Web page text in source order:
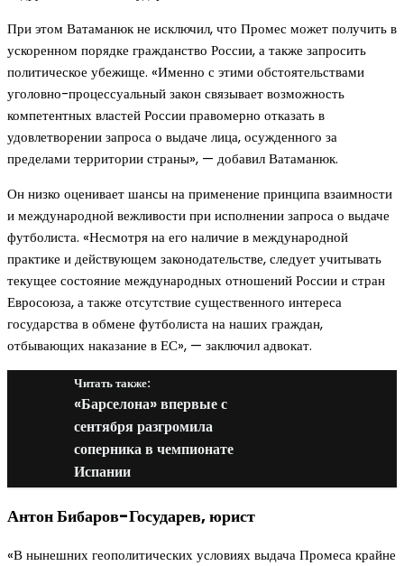
При этом Ватаманюк не исключил, что Промес может получить в
ускоренном порядке гражданство России, а также запросить
политическое убежище. «Именно с этими обстоятельствами
уголовно-процессуальный закон связывает возможность
компетентных властей России правомерно отказать в
удовлетворении запроса о выдаче лица, осужденного за
пределами территории страны», — добавил Ватаманюк.
Он низко оценивает шансы на применение принципа взаимности
и международной вежливости при исполнении запроса о выдаче
футболиста. «Несмотря на его наличие в международной
практике и действующем законодательстве, следует учитывать
текущее состояние международных отношений России и стран
Евросоюза, а также отсутствие существенного интереса
государства в обмене футболиста на наших граждан,
отбывающих наказание в ЕС», — заключил адвокат.
Читать также:
«Барселона» впервые с
сентября разгромила
соперника в чемпионате
Испании
Антон Бибаров-Государев, юрист
«В нынешних геополитических условиях выдача Промеса крайне